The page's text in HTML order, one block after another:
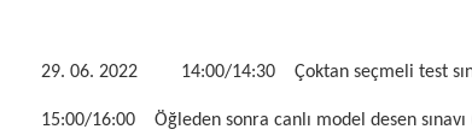
06. 2022 14:00/14:30 Çoktan seçmeli test
15:00/16:00 Öğleden sonra canlı model desen